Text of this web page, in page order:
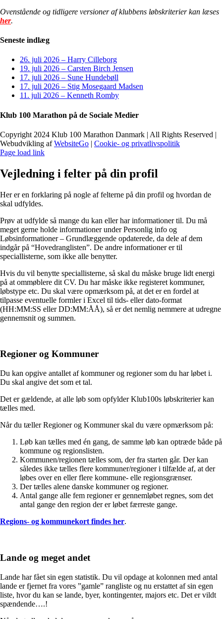
Ovenstående og tidligere versioner af klubbens løbskriterier kan læses
her.
Seneste indlæg
26. juli 2026 – Harry Cilleborg
19. juli 2026 – Carsten Birch Jensen
17. juli 2026 – Sune Hundebøll
17. juli 2026 – Stig Mosegaard Madsen
11. juli 2026 – Kenneth Romby
Klub 100 Marathon på de Sociale Medier
Copyright 2024 Klub 100 Marathon Danmark | All Rights Reserved |
Webudvikling afWebsiteGo | Cookie- og privatlivspolitik
Page load link
Vejledning i felter på din profil
Her er en forklaring på nogle af felterne på din profil og hvordan de
skal udfyldes.
Prøv at udfylde så mange du kan eller har informationer til. Du må
meget gerne holde informationer under Personlig info og
Løbsinformationer – Grundlæggende opdaterede, da dele af dem
indgår på “Hovedranglisten”. De andre informationer er til
speciallisterne, som ikke alle benytter.
Hvis du vil benytte speciallisterne, så skal du måske bruge lidt energi
på at ommøblere dit CV. Du har måske ikke registeret kommuner,
løbstype etc. Du skal være opmærksom på, at det er en fordel at
tilpasse eventuelle formler i Excel til tids- eller dato-format
(HH:MM:SS eller DD:MM:ÅÅ), så er det nemlig nemmere at udregne
gennemsnit og summen.
Regioner og Kommuner
Du kan opgive antallet af kommuner og regioner som du har løbet i.
Du skal angive det som et tal.
Det er gældende, at alle løb som opfylder Klub100s løbskriterier kan
tælles med.
Når du tæller Regioner og Kommuner skal du være opmærksom på:
Løb kan tælles med én gang, de samme løb kan optræde både på
kommune og regionslisten.
Kommunen/regionen tælles som, der fra starten går. Der kan
således ikke tælles flere kommuner/regioner i tilfælde af, at der
løbes over en eller flere kommune- elle regionsgrænser.
Der tælles alene danske kommuner og regioner.
Antal gange alle fem regioner er gennemløbet regnes, som det
antal gange den region der er løbet færreste gange.
Regions- og kommunekort findes her.
Lande og meget andet
Lande har fået sin egen statistik. Du vil opdage at kolonnen med antal
lande er fjernet fra vores ”gamle” rangliste og nu erstattet af sin egen
liste, hvor du kan se lande, byer, kontingenter, majors etc. Det er vildt
spændende….!